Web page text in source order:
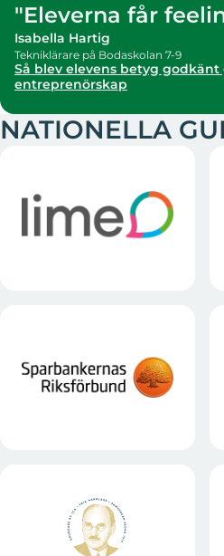
"Eleverna får
Isabella Hartig
Tekniklärare på Bodaskolan 7-9
Så blev elevens betyg godkänt
entreprenörskap
NATIONELLA